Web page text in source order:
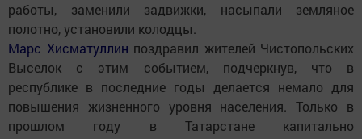
работы, заменили задвижки, насыпали земляное
полотно, установили колодцы.
Марс Хисматуллин поздравил жителей Чистопольских
Выселок с этим событием, подчеркнув, что в
республике в последние годы делается немало для
повышения жизненного уровня населения. Только в
прошлом году в Татарстане капитально